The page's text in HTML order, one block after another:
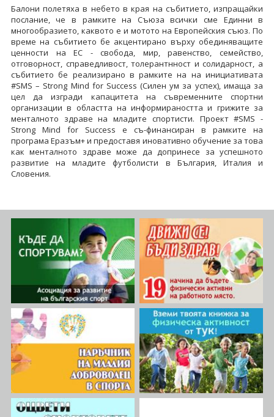
Балони полетяха в небето в края на събитието, изпращайки
послание, че в рамките на Съюза всички сме Единни в
многообразието, каквото е и мотото на Европейския съюз. По
време на събитието бе акцентирано върху обединяващите
ценности на ЕС - свобода, мир, равенство, семейство,
отговорност, справедливост, толерантнност и солидарност, а
събитието бе реализирано в рамките на на инициативата
#SMS – Strong Mind for Success (Силен ум за успех), имаща за
цел да изгради капацитета на съвременните спортни
организации в областта на информираността и грижите за
менталното здраве на младите спортисти. Проект #SMS -
Strong Mind for Success е съ-финансиран в рамките на
програма Еразъм+ и предоставя иновативно обучение за това
как менталното здраве може да допринесе за успешното
развитие на младите футболисти в България, Италия и
Словения.